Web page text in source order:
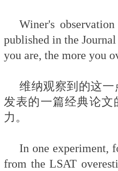
Winer's
published in the
you are, the more you
维纳观察到的这一
发表的一篇经典论
力。
In one experiment,
from the LSAT